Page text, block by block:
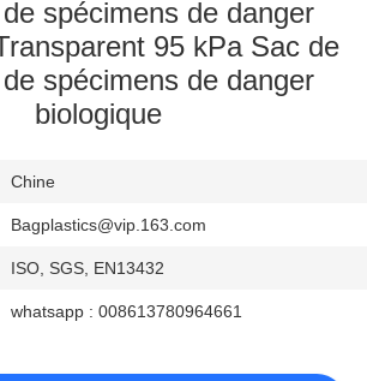
spécimens de danger
95 kPa Sac de
spécimens de danger
biologique
Chine
Bagplastics@vip.163.com
ISO, SGS, EN13432
whatsapp : 008613780964661